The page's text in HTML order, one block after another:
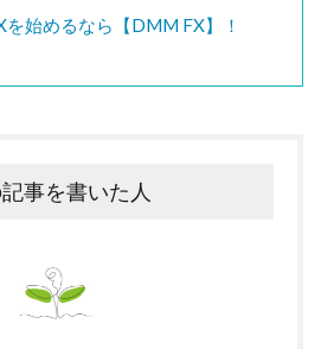
を始めるなら【DMM FX】！
事を書いた人